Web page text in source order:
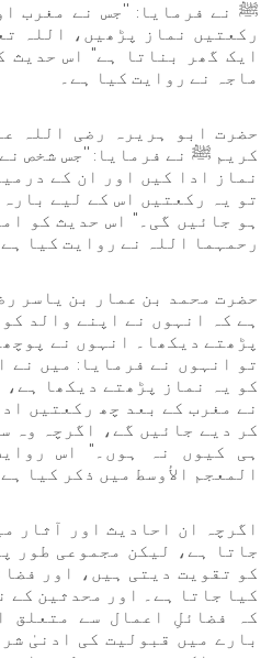
ﷺ نے فرمایا: ''جس نے مغرب
رکعتیں نماز پڑھیں، اللہ
ایک گھر بناتا ہے" اس حدیث
ماجہ نے روایت کیا ہے۔
حضرت ابو ہریرہ رضی اللہ
کریم ﷺ نے فرمایا: ''جس شخص
نماز ادا کیں اور ان کے
تو یہ رکعتیں اس کے لیے
ہو جائیں گی۔" اس حدیث کو
رحمہما اللہ نے روایت کیا
حضرت محمد بن عمار بن یاسر
ہے کہ انہوں نے اپنے والد
پڑھتے دیکھا۔ انہوں نے
تو انہوں نے فرمایا: میں
کو یہ نماز پڑھتے دیکھا
نے مغرب کے بعد چھ رکعتیں
کر دیے جائیں گے، اگرچہ وہ
ہی کیوں نہ ہوں۔" اس
المعجم الأوسط میں ذکر کیا
اگرچہ ان احادیث اور آثار
جاتا ہے، لیکن مجموعی طور
کو تقویت دیتی ہیں، اور
کیا جاتا ہے۔ اور محدثین کے
کہ فضائلِ اعمال سے متعلق
بارے میں قبولیت کی ادنیٰ